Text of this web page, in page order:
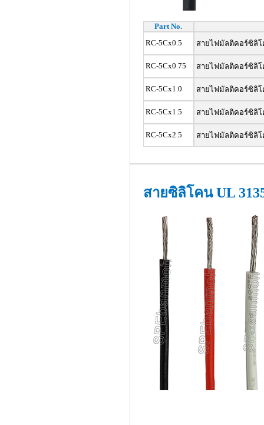
Part No.
RC-5Cx0.5
สายไฟมัลติคอร์ซิลิโ
RC-5Cx0.75 สายไฟมัลติคอร์ซิลิโ
RC-5Cx1.0 สายไฟมัลติคอร์ซิลิโ
RC-5Cx1.5 สายไฟมัลติคอร์ซิลิโ
RC-5Cx2.5 สายไฟมัลติคอร์ซิลิโ
สายซิลิโคน UL